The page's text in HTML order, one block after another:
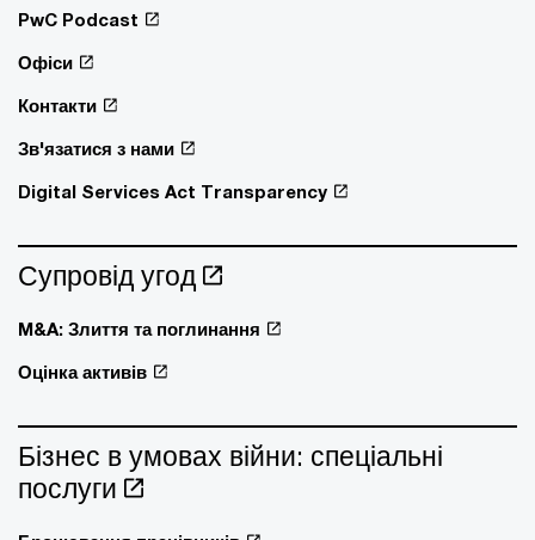
PwC Podcast
Офіси
Контакти
Зв'язатися з нами
Digital Services Act Transparency
Супровід угод
M&A: Злиття та поглинання
Оцінка активів
Бізнес в умовах війни: спеціальні
послуги